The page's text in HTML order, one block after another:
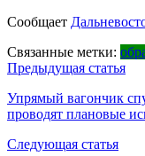
Сообщает
Связанные метки:
Навигация
по
записям
Предыдущая статья
Упрямый вагончик
проводят плановые
Следующая статья